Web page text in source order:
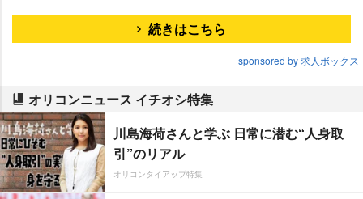
続きはこちら
sponsored by 求人ボックス
オリコンニュース イチオシ特集
川島海荷さんと学ぶ 日常に潜む“人身取
引”のリアル
オリコンタイアップ特集